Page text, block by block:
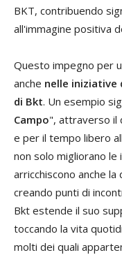
BKT, contribuendo
all'immagine positiva
Questo impegno per
anche nelle iniziative
di Bkt. Un esempio
Campo", attraverso il
e per il tempo libero
non solo migliorano
arricchiscono anche
creando punti di
Bkt estende il suo
toccando la vita
molti dei quali